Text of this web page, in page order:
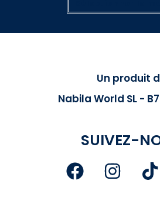
Un produit
Nabila World SL -
SUIVEZ-